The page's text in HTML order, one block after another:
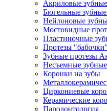
Акриловые
Бюгельные
Нейлоновые
Мостовидные
Пластиночные
Протезы "бабочки"
Зубные протезы
Несъемные
Коронки на зубы
Циркониевые
Керамические
Пародонтология